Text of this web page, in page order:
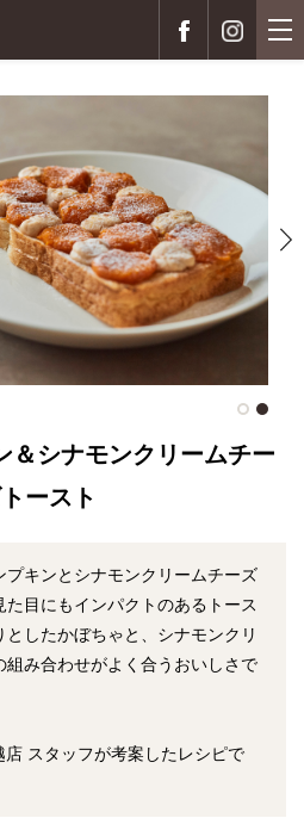
＆シナモンクリームチー
ースト
プキンとシナモンクリームチーズ
た目にもインパクトのあるトース
としたかぼちゃと、シナモンクリ
組み合わせがよく合うおいしさで
スタッフが考案したレシピで